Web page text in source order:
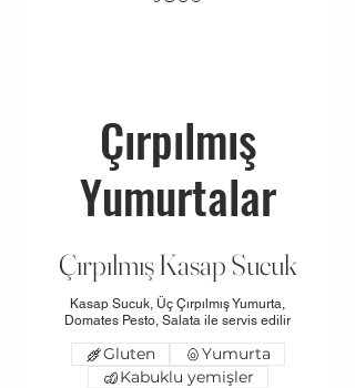
Çırpılmış
Yumurtalar
Çırpılmış Kasap Sucuk
Kasap Sucuk, Üç Çırpılmış Yumurta,
Domates Pesto, Salata ile servis edilir
Gluten
Yumurta
Kabuklu yemişler